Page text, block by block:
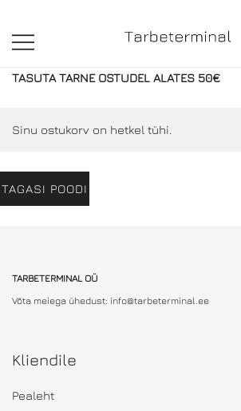
content
ilukaubad
TASUTA TARNE OSTUDEL ALATES 50€
Sinu ostukorv on hetkel tühi.
TAGASI POODI
TARBETERMINAL OÜ
Võta meiega ühedust: info@tarbeterminal.ee
Kliendile
Pealeht